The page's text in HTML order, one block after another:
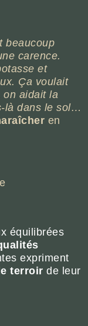
beaucoup
carence.
et
Ça voulait
on aidait la
là dans le sol…
en
équilibrées
expriment
terroir de leur